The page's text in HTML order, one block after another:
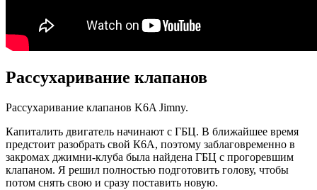
Рассухаривание клапанов
Рассухаривание клапанов K6A Jimny.
Капиталить двигатель начинают с ГБЦ. В ближайшее время
предстоит разобрать свой К6А, поэтому заблаговременно в
закромах джимни-клуба была найдена ГБЦ с прогоревшим
клапаном. Я решил полностью подготовить голову, чтобы
потом снять свою и сразу поставить новую.